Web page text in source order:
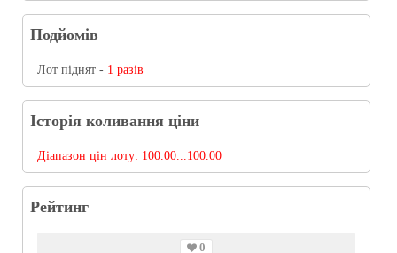
Подйомів
Лот піднят - 1 разів
Історія коливання ціни
Діапазон цін лоту: 100.00...100.00
Рейтинг
0